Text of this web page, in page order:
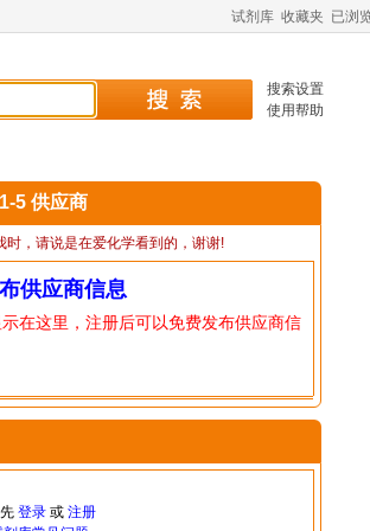
试剂库 收藏夹 已浏
搜索设置
使用帮助
5 供应商
时，请说是在爱化学看到的，谢谢!
供应商信息
在这里，注册后可以免费发布供应商信
登录或 注册